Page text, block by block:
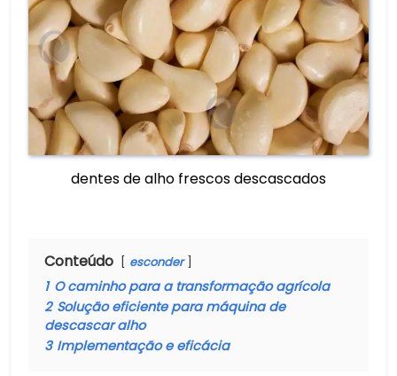
dentes de alho frescos descascados
Conteúdo esconder
1 O caminho para a transformação agrícola
2 Solução eficiente para máquina de
descascar alho
3 Implementação e eficácia